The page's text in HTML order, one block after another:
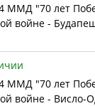
ММД "70 лет
войне -
ММД "70 лет
войне - Висло-